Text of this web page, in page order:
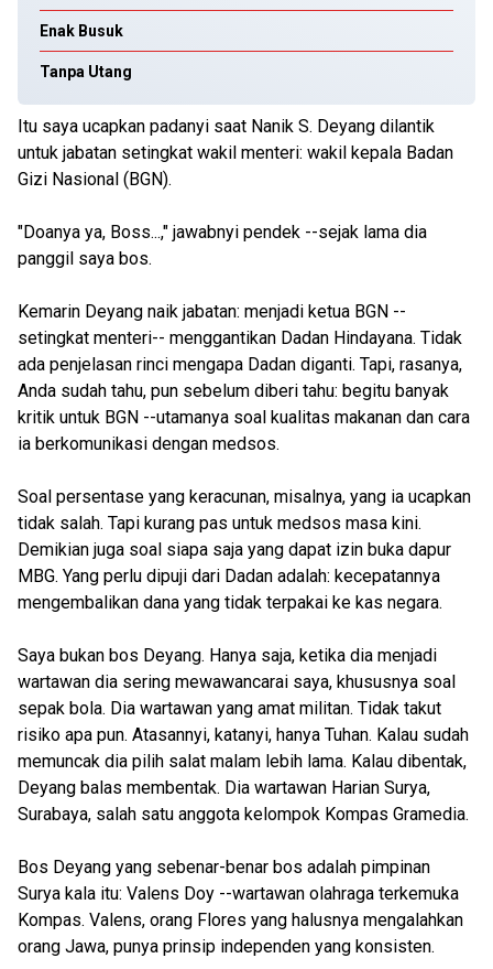
Enak Busuk
Tanpa Utang
Itu saya ucapkan padanyi saat Nanik S. Deyang dilantik
untuk jabatan setingkat wakil menteri: wakil kepala Badan
Gizi Nasional (BGN).
"Doanya ya, Boss...," jawabnyi pendek --sejak lama dia
panggil saya bos.
Kemarin Deyang naik jabatan: menjadi ketua BGN --
setingkat menteri-- menggantikan Dadan Hindayana. Tidak
ada penjelasan rinci mengapa Dadan diganti. Tapi, rasanya,
Anda sudah tahu, pun sebelum diberi tahu: begitu banyak
kritik untuk BGN --utamanya soal kualitas makanan dan cara
ia berkomunikasi dengan medsos.
Soal persentase yang keracunan, misalnya, yang ia ucapkan
tidak salah. Tapi kurang pas untuk medsos masa kini.
Demikian juga soal siapa saja yang dapat izin buka dapur
MBG. Yang perlu dipuji dari Dadan adalah: kecepatannya
mengembalikan dana yang tidak terpakai ke kas negara.
Saya bukan bos Deyang. Hanya saja, ketika dia menjadi
wartawan dia sering mewawancarai saya, khususnya soal
sepak bola. Dia wartawan yang amat militan. Tidak takut
risiko apa pun. Atasannyi, katanyi, hanya Tuhan. Kalau sudah
memuncak dia pilih salat malam lebih lama. Kalau dibentak,
Deyang balas membentak. Dia wartawan Harian Surya,
Surabaya, salah satu anggota kelompok Kompas Gramedia.
Bos Deyang yang sebenar-benar bos adalah pimpinan
Surya kala itu: Valens Doy --wartawan olahraga terkemuka
Kompas. Valens, orang Flores yang halusnya mengalahkan
orang Jawa, punya prinsip independen yang konsisten.